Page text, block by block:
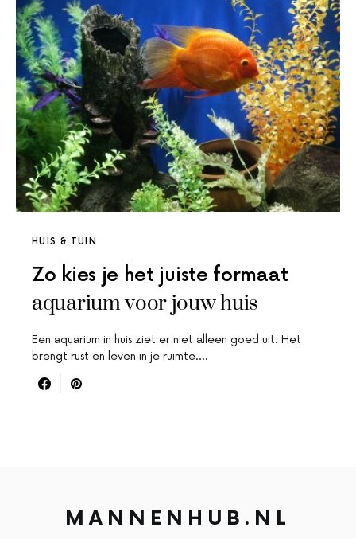
HUIS & TUIN
Zo kies je het juiste formaat
aquarium voor jouw huis
Een aquarium in huis ziet er niet alleen goed uit. Het
brengt rust en leven in je ruimte.…
MANNENHUB.NL